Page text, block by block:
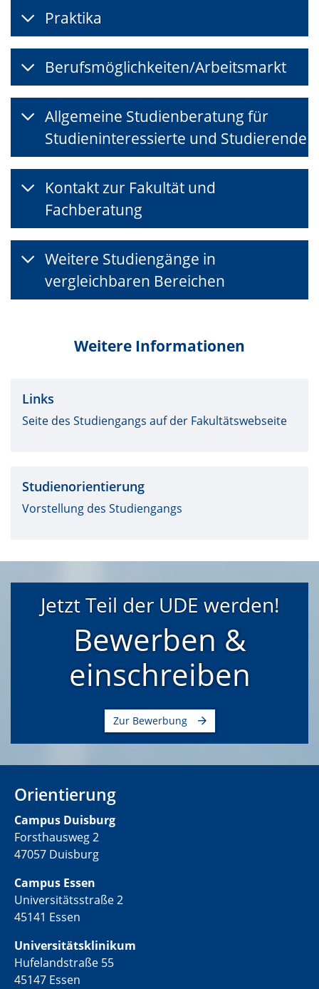
Praktika
Berufsmöglichkeiten/Arbeitsmarkt
Allgemeine Studienberatung für
Studieninteressierte und Studierende
Kontakt zur Fakultät und
Fachberatung
Weitere Studiengänge in
vergleichbaren Bereichen
Weitere Informationen
Links
Seite des Studiengangs auf der Fakultätswebseite
Studienorientierung
Vorstellung des Studiengangs
Jetzt Teil der UDE werden!
Bewerben &
einschreiben
Zur Bewerbung
Orientierung
Campus Duisburg
Forsthausweg 2
47057 Duisburg
Campus Essen
Universitätsstraße 2
45141 Essen
Universitätsklinikum
Hufelandstraße 55
45147 Essen